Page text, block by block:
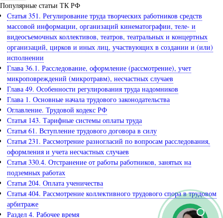
Популярные статьи ТК РФ
Статья 351. Регулирование труда творческих работников средств
массовой информации, организаций кинематографии, теле- и
видеосъемочных коллективов, театров, театральных и концертных
организаций, цирков и иных лиц, участвующих в создании и (или)
исполнении
Глава 36.1. Расследование, оформление (рассмотрение), учет
микроповреждений (микротравм), несчастных случаев
Глава 49. Особенности регулирования труда надомников
Глава 1. Основные начала трудового законодательства
Оглавление. Трудовой кодекс РФ
Статья 143. Тарифные системы оплаты труда
Статья 61. Вступление трудового договора в силу
Статья 231. Рассмотрение разногласий по вопросам расследования,
оформления и учета несчастных случаев
Статья 330.4. Отстранение от работы работников, занятых на
подземных работах
Статья 204. Оплата ученичества
Статья 404. Рассмотрение коллективного трудового спора в трудовом
арбитраже
Раздел 4. Рабочее время